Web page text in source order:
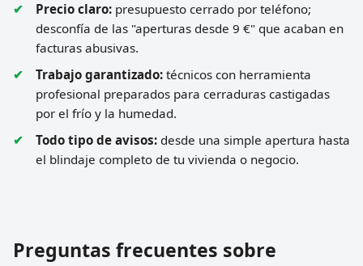
Precio claro: presupuesto cerrado por teléfono;
desconfía de las "aperturas desde 9 €" que acaban en
facturas abusivas.
Trabajo garantizado: técnicos con herramienta
profesional preparados para cerraduras castigadas
por el frío y la humedad.
Todo tipo de avisos: desde una simple apertura hasta
el blindaje completo de tu vivienda o negocio.
Preguntas frecuentes sobre